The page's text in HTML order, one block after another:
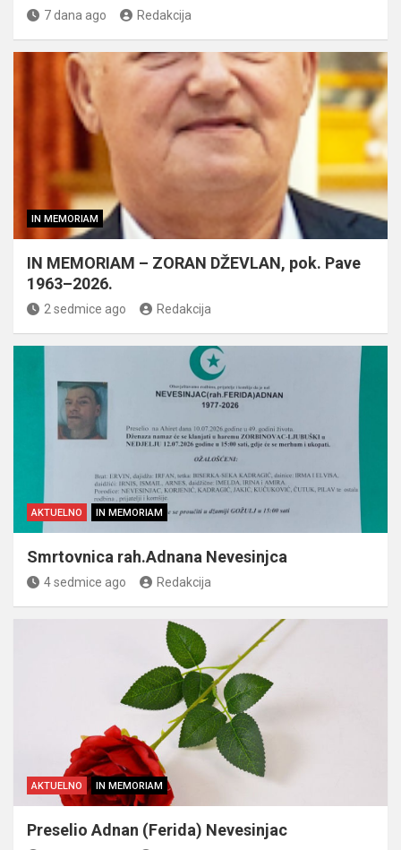
7 dana ago Redakcija
IN MEMORIAM
IN MEMORIAM – ZORAN DŽEVLAN, pok. Pave
1963–2026.
2 sedmice ago Redakcija
AKTUELNO IN MEMORIAM
Smrtovnica rah.Adnana Nevesinjca
4 sedmice ago Redakcija
AKTUELNO IN MEMORIAM
Preselio Adnan (Ferida) Nevesinjac